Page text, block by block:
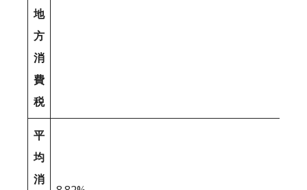
地
方
消
費
税
平
均
消